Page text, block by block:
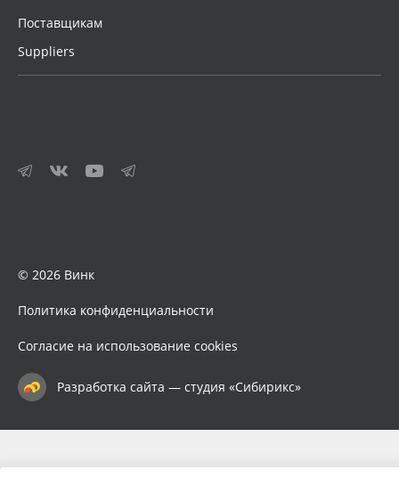
Поставщикам
Suppliers
© 2026 Винк
Политика конфиденциальности
Согласие на использование cookies
Разработка сайта — студия «Сибирикс»